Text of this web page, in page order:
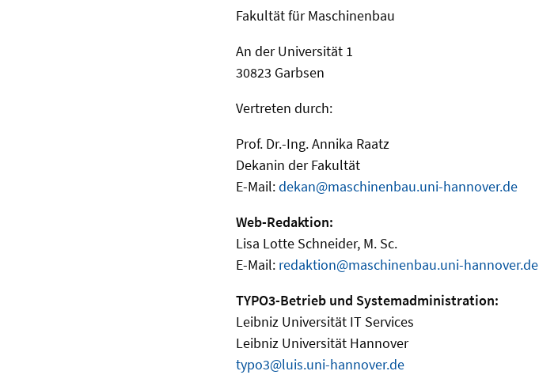
Fakultät für Maschinenbau
An der Universität 1
30823 Garbsen
Vertreten durch:
Prof. Dr.-Ing. Annika Raatz
Dekanin der Fakultät
E-Mail:dekan@maschinenbau.uni-hannover.de
Web-Redaktion:
Lisa Lotte Schneider, M. Sc.
E-Mail: redaktion@maschinenbau.uni-hannover.de
TYPO3-Betrieb und Systemadministration:
Leibniz Universität IT Services
Leibniz Universität Hannover
typo3@luis.uni-hannover.de